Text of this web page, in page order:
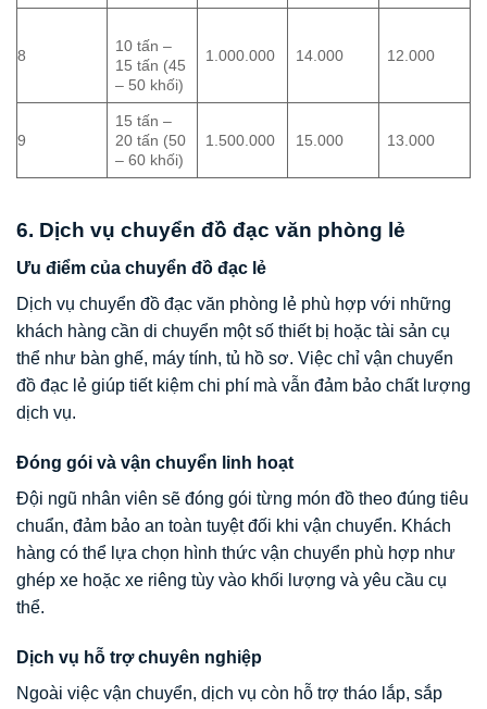
8
10 tấn –
15 tấn (45
– 50 khối)
1.000.000 14.000 12.000
9
15 tấn –
20 tấn (50
– 60 khối)
1.500.000 15.000 13.000
6. Dịch vụ chuyển đồ đạc văn phòng lẻ
Ưu điểm của chuyển đồ đạc lẻ
Dịch vụ chuyển đồ đạc văn phòng lẻ phù hợp với những
khách hàng cần di chuyển một số thiết bị hoặc tài sản cụ
thể như bàn ghế, máy tính, tủ hồ sơ. Việc chỉ vận chuyển
đồ đạc lẻ giúp tiết kiệm chi phí mà vẫn đảm bảo chất lượng
dịch vụ.
Đóng gói và vận chuyển linh hoạt
Đội ngũ nhân viên sẽ đóng gói từng món đồ theo đúng tiêu
chuẩn, đảm bảo an toàn tuyệt đối khi vận chuyển. Khách
hàng có thể lựa chọn hình thức vận chuyển phù hợp như
ghép xe hoặc xe riêng tùy vào khối lượng và yêu cầu cụ
thể.
Dịch vụ hỗ trợ chuyên nghiệp
Ngoài việc vận chuyển, dịch vụ còn hỗ trợ tháo lắp, sắp